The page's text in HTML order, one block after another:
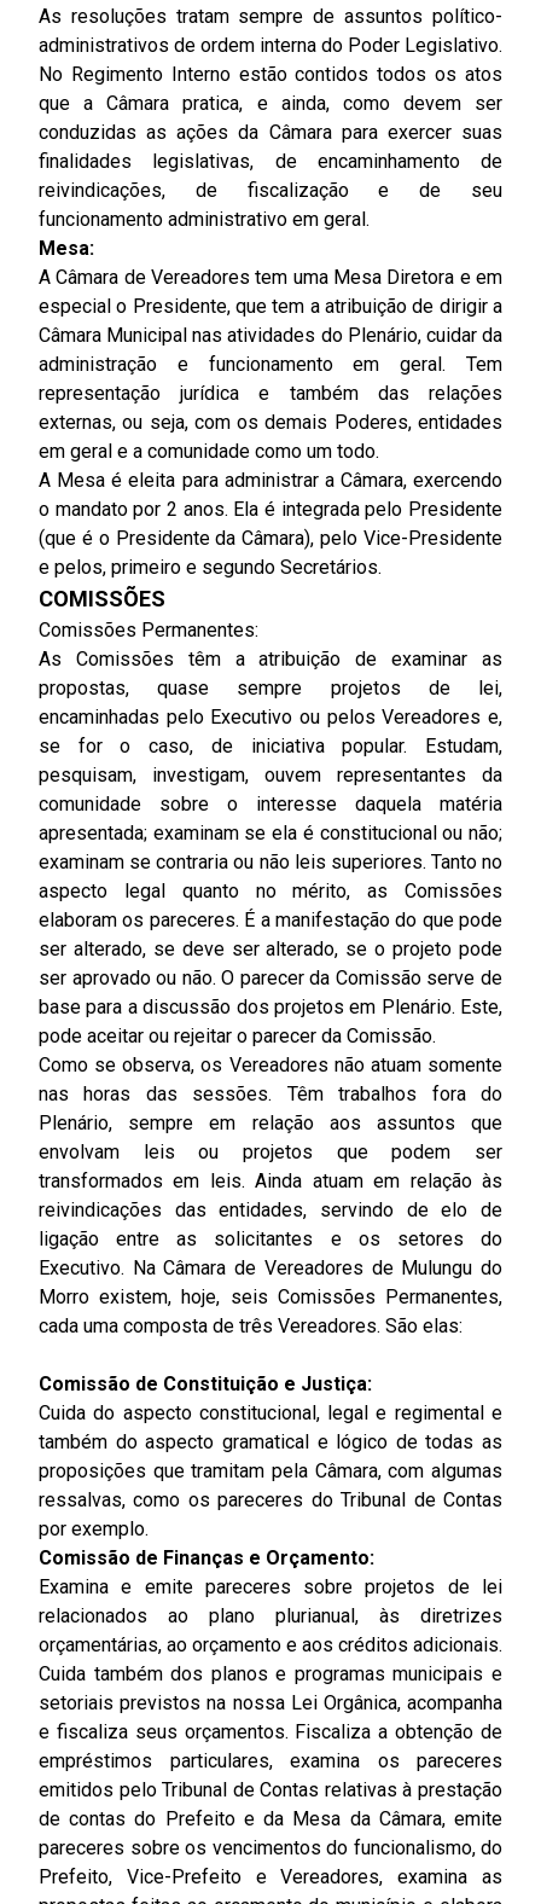
As resoluções tratam sempre de assuntos político-
administrativos de ordem interna do Poder Legislativo.
No Regimento Interno estão contidos todos os atos
que a Câmara pratica, e ainda, como devem ser
conduzidas as ações da Câmara para exercer suas
finalidades legislativas, de encaminhamento de
reivindicações, de fiscalização e de seu
funcionamento administrativo em geral.
Mesa:
A Câmara de Vereadores tem uma Mesa Diretora e em
especial o Presidente, que tem a atribuição de dirigir a
Câmara Municipal nas atividades do Plenário, cuidar da
administração e funcionamento em geral. Tem
representação jurídica e também das relações
externas, ou seja, com os demais Poderes, entidades
em geral e a comunidade como um todo.
A Mesa é eleita para administrar a Câmara, exercendo
o mandato por 2 anos. Ela é integrada pelo Presidente
(que é o Presidente da Câmara), pelo Vice-Presidente
e pelos, primeiro e segundo Secretários.
COMISSÕES
Comissões Permanentes:
As Comissões têm a atribuição de examinar as
propostas, quase sempre projetos de lei,
encaminhadas pelo Executivo ou pelos Vereadores e,
se for o caso, de iniciativa popular. Estudam,
pesquisam, investigam, ouvem representantes da
comunidade sobre o interesse daquela matéria
apresentada; examinam se ela é constitucional ou não;
examinam se contraria ou não leis superiores. Tanto no
aspecto legal quanto no mérito, as Comissões
elaboram os pareceres. É a manifestação do que pode
ser alterado, se deve ser alterado, se o projeto pode
ser aprovado ou não. O parecer da Comissão serve de
base para a discussão dos projetos em Plenário. Este,
pode aceitar ou rejeitar o parecer da Comissão.
Como se observa, os Vereadores não atuam somente
nas horas das sessões. Têm trabalhos fora do
Plenário, sempre em relação aos assuntos que
envolvam leis ou projetos que podem ser
transformados em leis. Ainda atuam em relação às
reivindicações das entidades, servindo de elo de
ligação entre as solicitantes e os setores do
Executivo. Na Câmara de Vereadores de Mulungu do
Morro existem, hoje, seis Comissões Permanentes,
cada uma composta de três Vereadores. São elas:
Comissão de Constituição e Justiça:
Cuida do aspecto constitucional, legal e regimental e
também do aspecto gramatical e lógico de todas as
proposições que tramitam pela Câmara, com algumas
ressalvas, como os pareceres do Tribunal de Contas
por exemplo.
Comissão de Finanças e Orçamento:
Examina e emite pareceres sobre projetos de lei
relacionados ao plano plurianual, às diretrizes
orçamentárias, ao orçamento e aos créditos adicionais.
Cuida também dos planos e programas municipais e
setoriais previstos na nossa Lei Orgânica, acompanha
e fiscaliza seus orçamentos. Fiscaliza a obtenção de
empréstimos particulares, examina os pareceres
emitidos pelo Tribunal de Contas relativas à prestação
de contas do Prefeito e da Mesa da Câmara, emite
pareceres sobre os vencimentos do funcionalismo, do
Prefeito, Vice-Prefeito e Vereadores, examina as